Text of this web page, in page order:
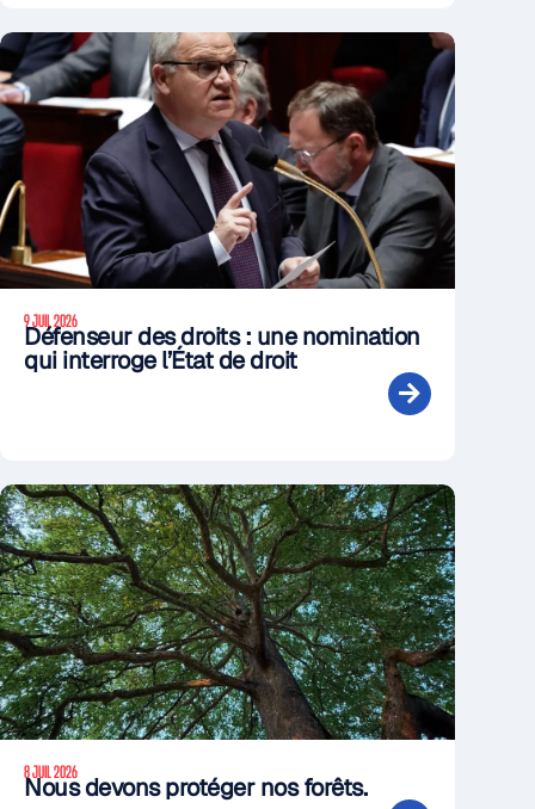
9 JUIL 2026
Défenseur des droits : une nomination
qui interroge l’État de droit
8 JUIL 2026
Nous devons protéger nos forêts.